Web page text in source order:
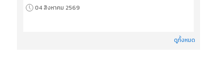
04 สิงหาคม 2569
ดูทั้งหมด